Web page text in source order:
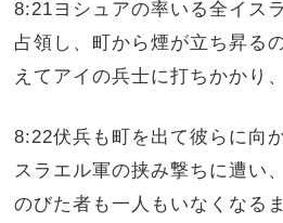
8:21ヨシュアの率いる全イス
占領し、町から煙が立ち昇る
えてアイの兵士に打ちかかり、
8:22伏兵も町を出て彼らに向
スラエル軍の挟み撃ちに遭い
のびた者も一人もいなくなる